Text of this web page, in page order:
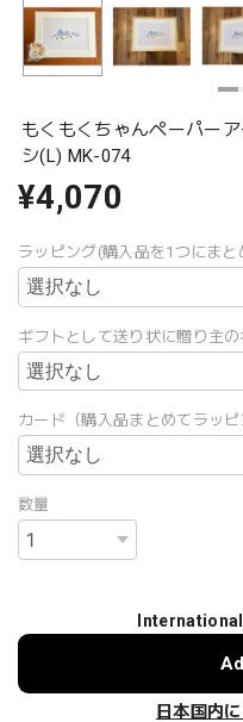
もくもくちゃんペーパー
シ(L) MK-074
¥4,070
ラッピング(購入品を1つにま
ギフトとして送り状に贈り主
カード（購入品まとめてラッ
数量
日本国内